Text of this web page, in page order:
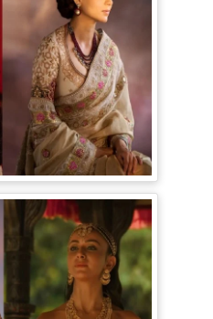
Gen Z को 'गटरछाप'
के बदले सुर, दी
जीने की सीख